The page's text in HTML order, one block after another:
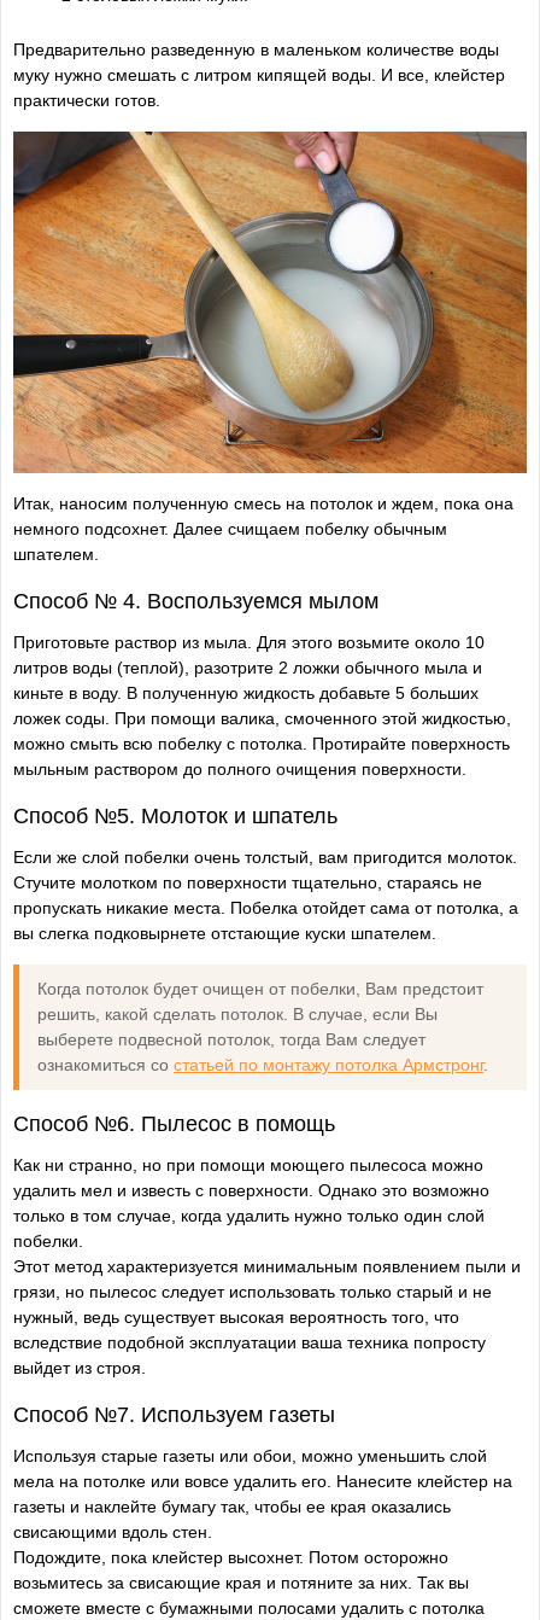
Предварительно разведенную в маленьком количестве воды
муку нужно смешать с литром кипящей воды. И все, клейстер
практически готов.
Итак, наносим полученную смесь на потолок и ждем, пока она
немного подсохнет. Далее счищаем побелку обычным
шпателем.
Способ № 4. Воспользуемся мылом
Приготовьте раствор из мыла. Для этого возьмите около 10
литров воды (теплой), разотрите 2 ложки обычного мыла и
киньте в воду. В полученную жидкость добавьте 5 больших
ложек соды. При помощи валика, смоченного этой жидкостью,
можно смыть всю побелку с потолка. Протирайте поверхность
мыльным раствором до полного очищения поверхности.
Способ №5. Молоток и шпатель
Если же слой побелки очень толстый, вам пригодится молоток.
Стучите молотком по поверхности тщательно, стараясь не
пропускать никакие места. Побелка отойдет сама от потолка, а
вы слегка подковырнете отстающие куски шпателем.
Когда потолок будет очищен от побелки, Вам предстоит
решить, какой сделать потолок. В случае, если Вы
выберете подвесной потолок, тогда Вам следует
ознакомиться со статьей по монтажу потолка Армстронг.
Способ №6. Пылесос в помощь
Как ни странно, но при помощи моющего пылесоса можно
удалить мел и известь с поверхности. Однако это возможно
только в том случае, когда удалить нужно только один слой
побелки.
Этот метод характеризуется минимальным появлением пыли и
грязи, но пылесос следует использовать только старый и не
нужный, ведь существует высокая вероятность того, что
вследствие подобной эксплуатации ваша техника попросту
выйдет из строя.
Способ №7. Используем газеты
Используя старые газеты или обои, можно уменьшить слой
мела на потолке или вовсе удалить его. Нанесите клейстер на
газеты и наклейте бумагу так, чтобы ее края оказались
свисающими вдоль стен.
Подождите, пока клейстер высохнет. Потом осторожно
возьмитесь за свисающие края и потяните за них. Так вы
сможете вместе с бумажными полосами удалить с потолка